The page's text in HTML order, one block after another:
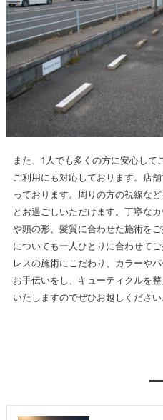
また、1人でも多くの方に安心し
ご利用にも対応しております。店
っております。周りの方の視線な
とお過ごしいただけます。丁寧な
や頭の形、髪質に合わせた施術を
についても一人ひとりに合わせて
レスの施術にこだわり、カラーや
お手伝いをし、キューティクルを
いたしますのでぜひお越しください